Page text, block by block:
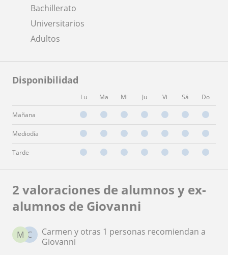
Bachillerato
Universitarios
Adultos
Disponibilidad
Lu Ma Mi Ju Vi Sá Do
Mañana
Mediodía
Tarde
2 valoraciones de alumnos y ex-
alumnos de Giovanni
C
M
Carmen y otras 1 personas recomiendan a
Giovanni